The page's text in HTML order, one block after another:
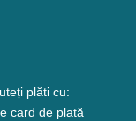
plăti cu:
card de plată